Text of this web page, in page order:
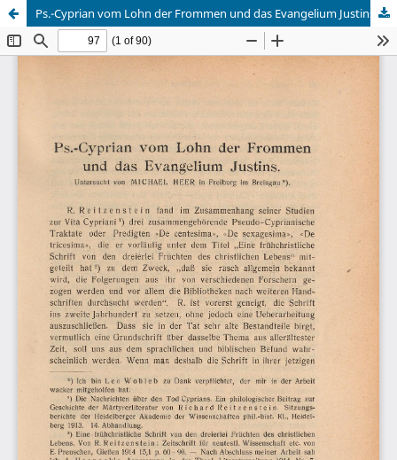
Ps.-Cyprian vom Lohn der Frommen und das Evangelium Justins